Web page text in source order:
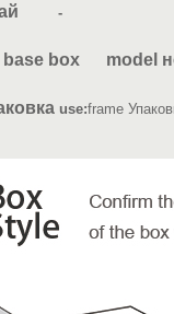
-
base box
use:frame